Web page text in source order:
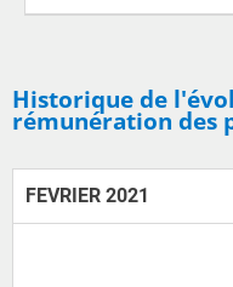
Historique de
rémunération des
FEVRIER 2021